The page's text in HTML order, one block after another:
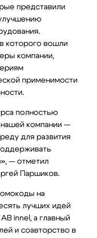
представили
которого вошли
компании,
применимости
полностью
компании —
для развития
— отметил
Паршиков.
на
лучших идей
innel, а главный
и соавторство в